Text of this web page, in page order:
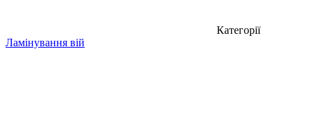
Категорії
Ламінування вій